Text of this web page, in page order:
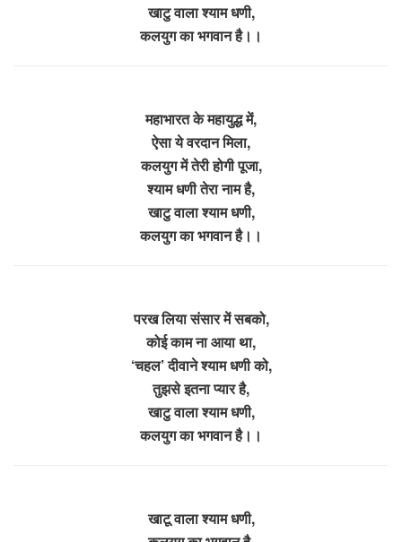
खाटु वाला श्याम धणी,
कलयुग का भगवान है।।
महाभारत के महायुद्ध में,
ऐसा ये वरदान मिला,
कलयुग में तेरी होगी पूजा,
श्याम धणी तेरा नाम है,
खाटु वाला श्याम धणी,
कलयुग का भगवान है।।
परख लिया संसार में सबको,
कोई काम ना आया था,
‘चहल’ दीवाने श्याम धणी को,
तुझसे इतना प्यार है,
खाटु वाला श्याम धणी,
कलयुग का भगवान है।।
खाटू वाला श्याम धणी,